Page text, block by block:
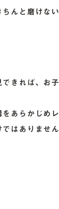
んと磨けない
きれば、お子
あらかじめレ
はありません